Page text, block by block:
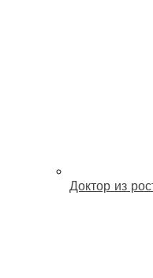
Доктор из